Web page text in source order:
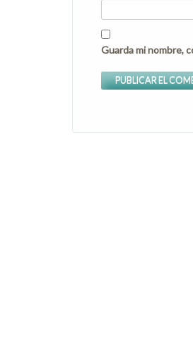
Guarda mi nombre,